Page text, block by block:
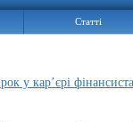
Статті
у кар’єрі